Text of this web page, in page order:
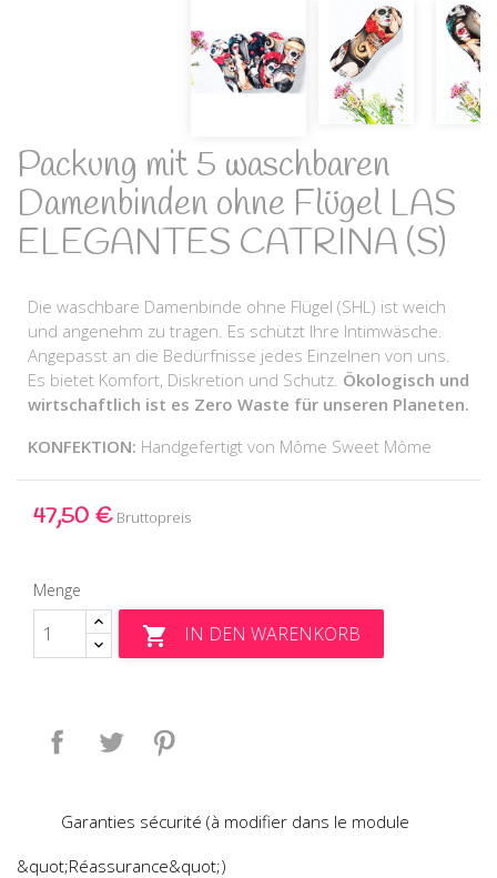
Packung mit 5 waschbaren
Damenbinden ohne Flügel LAS
ELEGANTES CATRINA (S)
Die waschbare Damenbinde ohne Flügel (SHL) ist weich
und angenehm zu tragen. Es schützt Ihre Intimwäsche.
Angepasst an die Bedürfnisse jedes Einzelnen von uns.
Es bietet Komfort, Diskretion und Schutz. Ökologisch und
wirtschaftlich ist es Zero Waste für unseren Planeten.
KONFEKTION: Handgefertigt von Môme Sweet Môme
47,50 € Bruttopreis
Menge
 IN DEN WARENKORB
Teilen Tweet
Garanties sécurité (à modifier dans le module
&quot;Réassurance&quot;)